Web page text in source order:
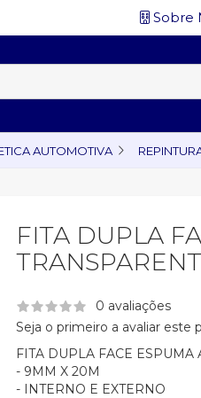
Sobre
AUTOMOTIVA
FITA DUPLA
0 avaliações
Seja o primeiro a avaliar este
FITA DUPLA FACE ESPUMA
- 9MM X 20M
- INTERNO E EXTERNO